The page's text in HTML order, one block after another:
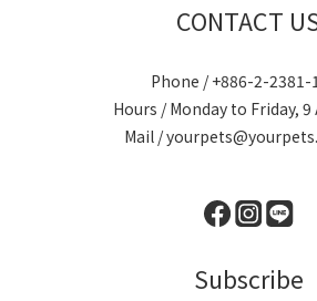
CONTACT
Phone / +886-2-2381-
Hours / Monday to Friday, 9
Mail /
Subscribe